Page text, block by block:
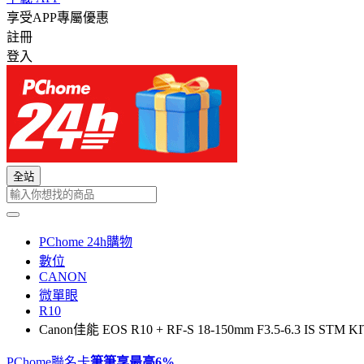
享受APP專屬優惠
註冊
登入
全站
PChome 24h購物
數位
CANON
微單眼
R10
Canon佳能 EOS R10 + RF-S 18-150mm F3.5-6.3 IS STM